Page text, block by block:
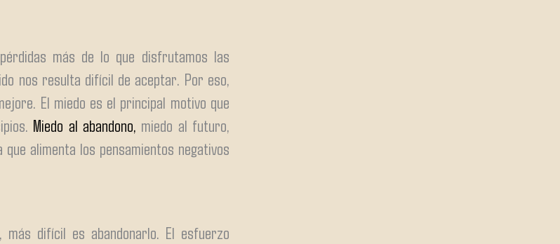
más de lo que disfrutamos las
nos resulta difícil de aceptar. Por eso,
El miedo es el principal motivo que
Miedo al abandono, miedo al futuro,
alimenta los pensamientos negativos
más difícil es abandonarlo. El esfuerzo